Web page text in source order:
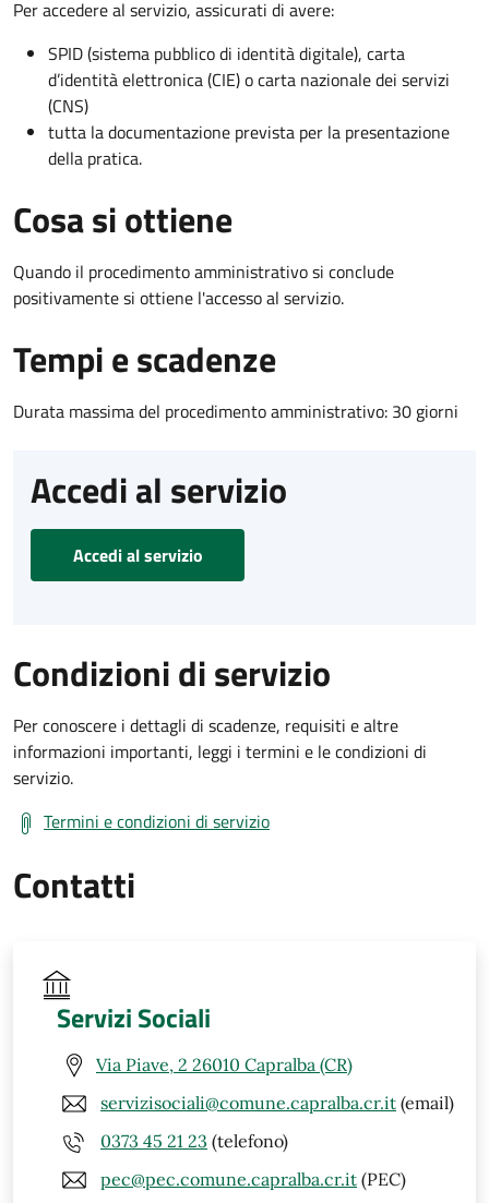
Per accedere al servizio, assicurati di avere:
SPID (sistema pubblico di identità digitale), carta
d’identità elettronica (CIE) o carta nazionale dei servizi
(CNS)
tutta la documentazione prevista per la presentazione
della pratica.
Cosa si ottiene
Quando il procedimento amministrativo si conclude
positivamente si ottiene l'accesso al servizio.
Tempi e scadenze
Durata massima del procedimento amministrativo: 30 giorni
Accedi al servizio
Accedi al servizio
Condizioni di servizio
Per conoscere i dettagli di scadenze, requisiti e altre
informazioni importanti, leggi i termini e le condizioni di
servizio.
Termini e condizioni di servizio
Contatti
Servizi Sociali
Via Piave, 2 26010 Capralba (CR)
servizisociali@comune.capralba.cr.it (email)
0373 45 21 23 (telefono)
pec@pec.comune.capralba.cr.it (PEC)